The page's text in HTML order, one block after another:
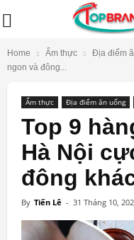
Home Ẩm thực Địa điểm
ngon và đông...
Ẩm thực Địa điểm ăn uống
Top 9
Hà Nội
đông
By Tiến Lê - 31 Tháng 10,